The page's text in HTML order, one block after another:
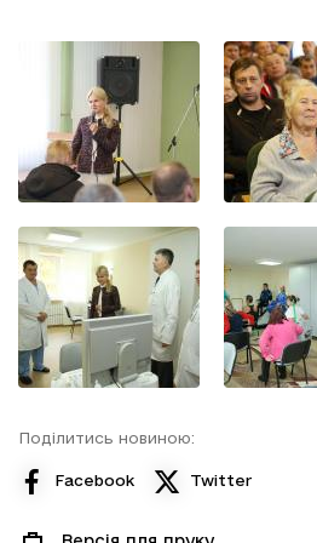
Поділитись новиною:
Facebook Twitter